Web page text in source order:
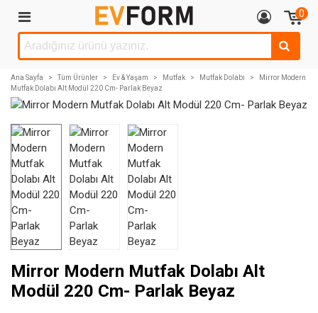
0
Ana Sayfa > Tüm Ürünler > Ev & Yaşam > Mutfak > Mutfak Dolabı >
Mirror Modern
Mutfak Dolabı Alt Modül 220 Cm- Parlak Beyaz
Mirror Modern Mutfak Dolabı Alt
Modül 220 Cm- Parlak Beyaz